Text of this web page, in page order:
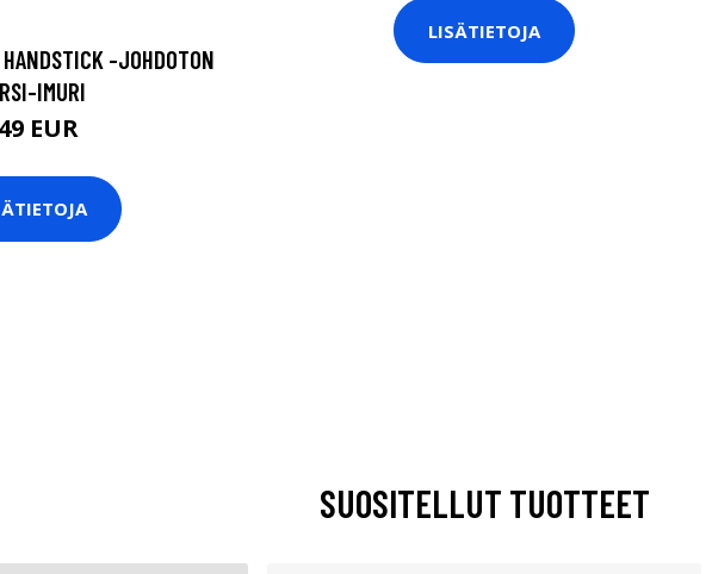
-JOHDOTON
IMURI
EUR
LISÄTIETOJA
SUOSITELLUT TUOTTEET